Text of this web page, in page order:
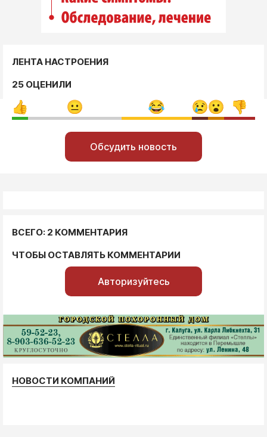
ЛЕНТА НАСТРОЕНИЯ
25 ОЦЕНИЛИ
Обсудить новость
ВСЕГО: 2 КОММЕНТАРИЯ
ЧТОБЫ ОСТАВЛЯТЬ КОММЕНТАРИИ
Авторизуйтесь
НОВОСТИ КОМПАНИЙ